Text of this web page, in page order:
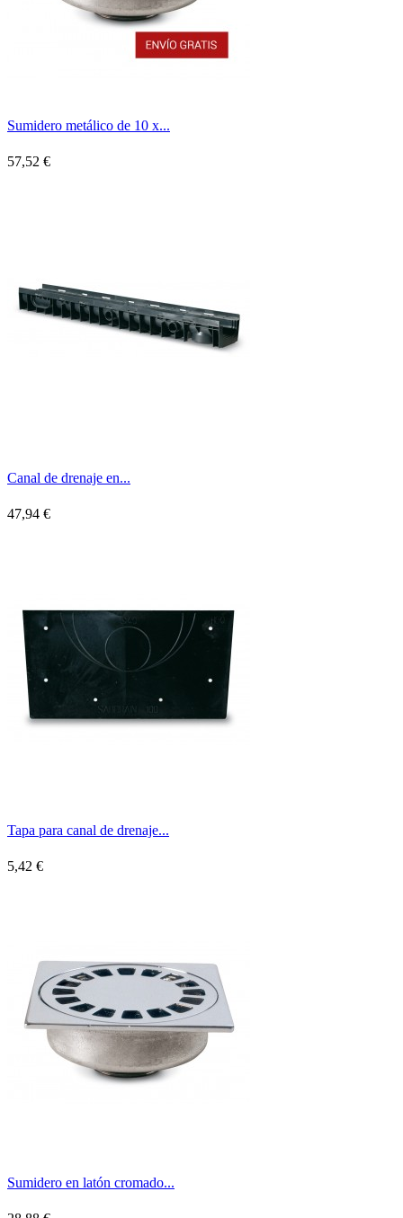
Sumidero metálico de 10 x...
57,52 €
Canal de drenaje en...
47,94 €
Tapa para canal de drenaje...
5,42 €
Sumidero en latón cromado...